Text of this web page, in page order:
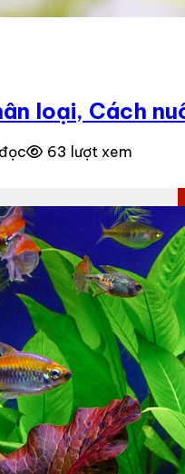
loại, Cách
63 lượt xem